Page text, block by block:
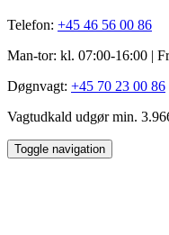
Telefon: +45 46 56 00 86
Man-tor: kl. 07:00-16:00 |
Døgnvagt: +45 70 23 00 86
Vagtudkald udgør min.
Toggle navigation